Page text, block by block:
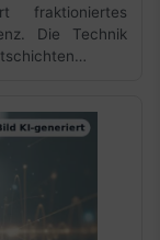
fraktioniertes
Die Technik